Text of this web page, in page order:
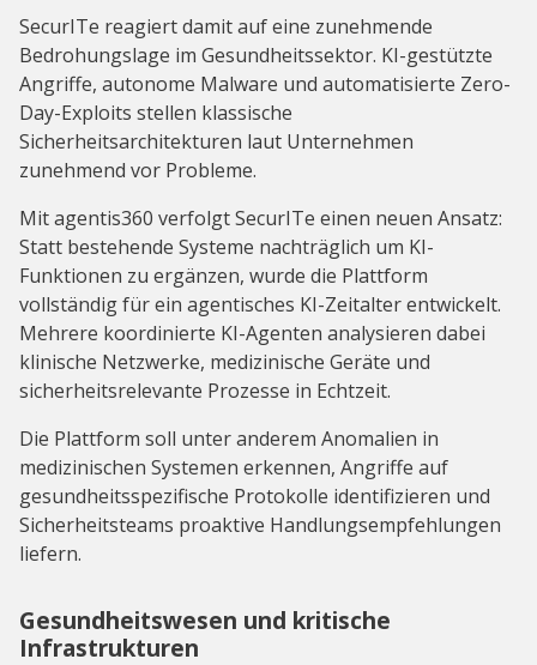
SecurITe reagiert damit auf eine zunehmende
Bedrohungslage im Gesundheitssektor. KI-gestützte
Angriffe, autonome Malware und automatisierte Zero-
Day-Exploits stellen klassische
Sicherheitsarchitekturen laut Unternehmen
zunehmend vor Probleme.
Mit agentis360 verfolgt SecurITe einen neuen Ansatz:
Statt bestehende Systeme nachträglich um KI-
Funktionen zu ergänzen, wurde die Plattform
vollständig für ein agentisches KI-Zeitalter entwickelt.
Mehrere koordinierte KI-Agenten analysieren dabei
klinische Netzwerke, medizinische Geräte und
sicherheitsrelevante Prozesse in Echtzeit.
Die Plattform soll unter anderem Anomalien in
medizinischen Systemen erkennen, Angriffe auf
gesundheitsspezifische Protokolle identifizieren und
Sicherheitsteams proaktive Handlungsempfehlungen
liefern.
Gesundheitswesen und kritische
Infrastrukturen